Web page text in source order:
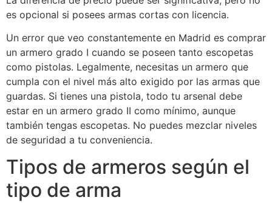
es opcional si posees armas cortas con licencia.
Un error que veo constantemente en Madrid es comprar
un armero grado I cuando se poseen tanto escopetas
como pistolas. Legalmente, necesitas un armero que
cumpla con el nivel más alto exigido por las armas que
guardas. Si tienes una pistola, todo tu arsenal debe
estar en un armero grado II como mínimo, aunque
también tengas escopetas. No puedes mezclar niveles
de seguridad a tu conveniencia.
Tipos de armeros según el
tipo de arma